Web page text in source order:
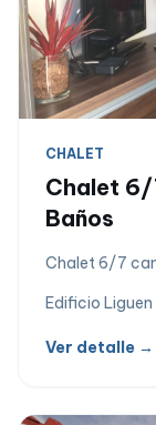
CHALET
Chalet 6/
Baños
Chalet 6/7
Edificio Liguen
Ver detalle →